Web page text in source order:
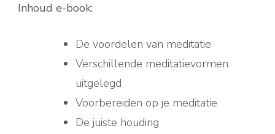
Inhoud e-book:
De voordelen van meditatie
Verschillende meditatievormen
uitgelegd
Voorbereiden op je meditatie
De juiste houding